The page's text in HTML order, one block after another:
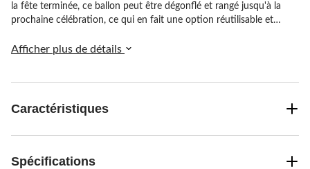
la fête terminée, ce ballon peut être dégonflé et rangé jusqu'à la
prochaine célébration, ce qui en fait une option réutilisable et
Afficher plus de détails
Caractéristiques
Spécifications